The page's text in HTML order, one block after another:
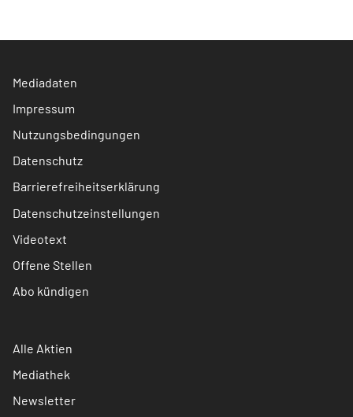
Mediadaten
Impressum
Nutzungsbedingungen
Datenschutz
Barrierefreiheitserklärung
Datenschutzeinstellungen
Videotext
Offene Stellen
Abo kündigen
Alle Aktien
Mediathek
Newsletter